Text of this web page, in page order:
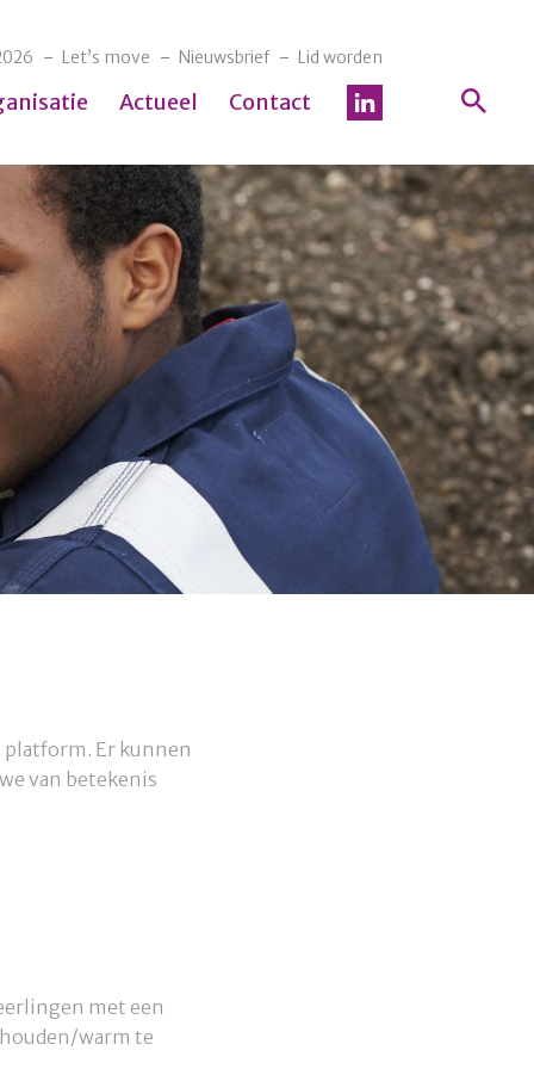
Let’s move Nieuwsbrief Lid worden
Actueel Contact
platform. Er kunnen
van betekenis
met een
houden/warm te